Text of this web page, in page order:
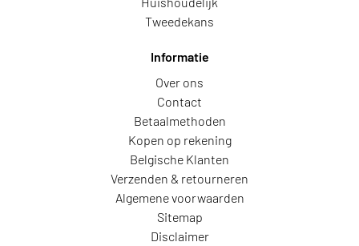
Tweedekans
Informatie
Over ons
Contact
Betaalmethoden
Kopen op rekening
Belgische Klanten
Verzenden & retourneren
Algemene voorwaarden
Sitemap
Disclaimer